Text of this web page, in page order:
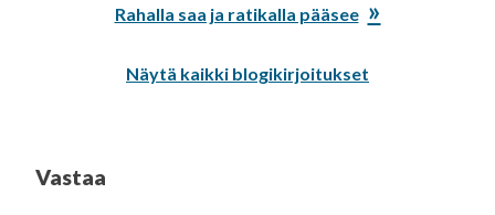
Seuraava
Rahalla saa ja ratikalla pääsee
Näytä kaikki blogikirjoitukset
Vastaa